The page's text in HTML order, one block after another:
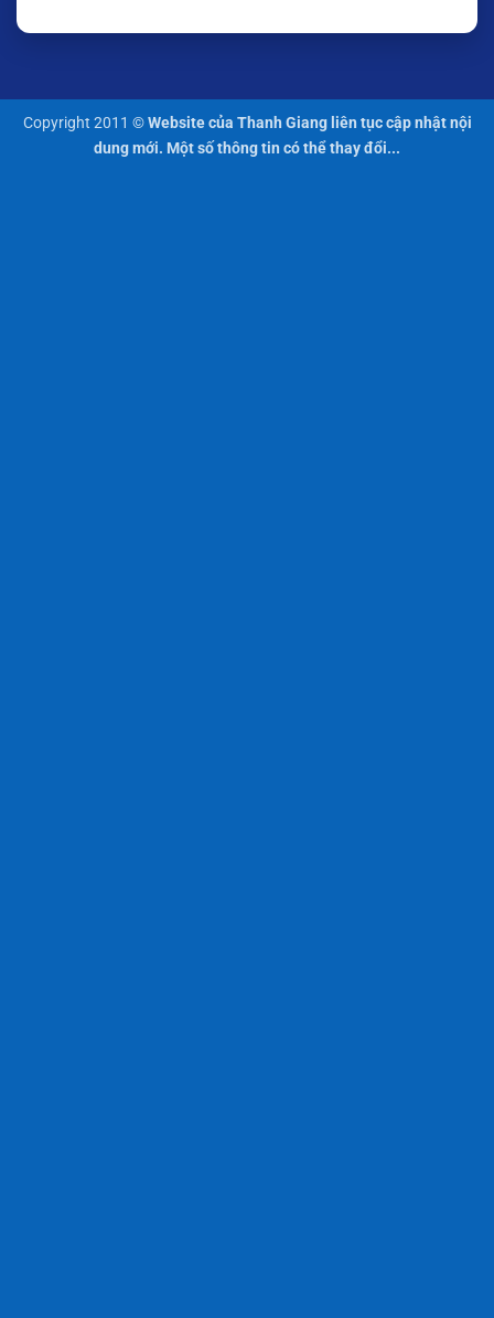
Copyright 2011 ©Website của Thanh Giang liên tục cập nhật nội
dung mới. Một số thông tin có thể thay đổi...